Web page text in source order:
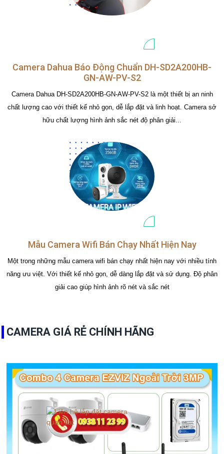
Camera Dahua Báo Động Chuẩn DH-SD2A200HB-
GN-AW-PV-S2
Camera Dahua DH-SD2A200HB-GN-AW-PV-S2 là một thiết bị an ninh
chất lượng cao với thiết kế nhỏ gọn, dễ lắp đặt và linh hoạt. Camera sở
hữu chất lượng hình ảnh sắc nét độ phân giải...
Mẫu Camera Wifi Bán Chạy Nhất Hiện Nay
Một trong những mẫu camera wifi bán chạy nhất hiện nay với nhiều tính
năng ưu việt. Với thiết kế nhỏ gọn, dễ dàng lắp đặt và sử dụng. Độ phân
giải cao giúp hình ảnh rõ nét và sắc nét
CAMERA GIÁ RẺ CHÍNH HÃNG